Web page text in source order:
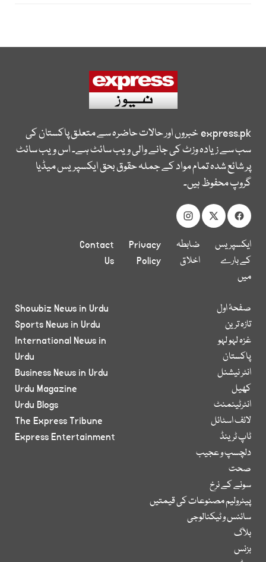
express.pkخبروں اور حالات حاضرہ سے متعلق پاکستان کی
سب سے زیادہ وزٹ کی جانے والی ویب سائٹ ہے۔ اس ویب سائٹ
پر شائع شدہ تمام مواد کے جملہ حقوق بحق ایکسپریس میڈیا
گروپ محفوظ ہیں۔
ایکسپریس
کے بارے
میں
ضابطہ
اخلاق
Privacy
Policy
Contact
Us
صفحۂ اول
تازہ ترین
غزہ لہو لہو
پاکستان
انٹر نیشنل
کھیل
انٹرٹینمنٹ
لائف اسٹائل
ٹاپ ٹرینڈ
دلچسپ و عجیب
صحت
سونے کے نرخ
پیٹرولیم مصنوعات کی قیمتیں
سائنس و ٹیکنالوجی
بلاگ
بزنس
Showbiz News in Urdu
Sports News in Urdu
International News in
Urdu
Business News in Urdu
Urdu Magazine
Urdu Blogs
The Express Tribune
Express Entertainment